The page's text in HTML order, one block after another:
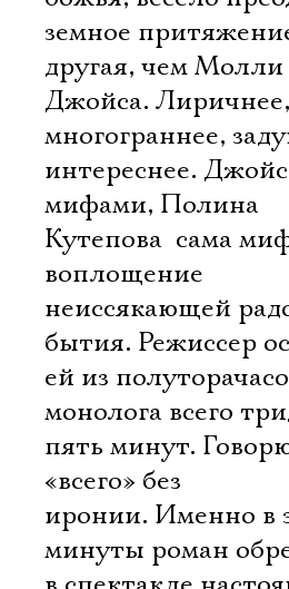
земное
другая, чем Молли
Джойса. Лиричнее,
многограннее,
интереснее.
мифами, Полина
Кутепова  сама
воплощение
неиссякающей
бытия. Режиссер
ей из
монолога всего
пять минут.
«всего» без
иронии. Именно в
минуты роман